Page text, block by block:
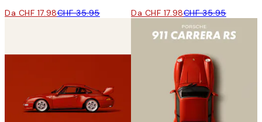
Da CHF 17.98CHF 35.95 Da CHF 17.98CHF 35.95